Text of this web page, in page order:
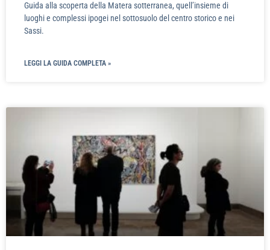
Guida alla scoperta della Matera sotterranea, quell’insieme di
luoghi e complessi ipogei nel sottosuolo del centro storico e nei
Sassi.
LEGGI LA GUIDA COMPLETA »